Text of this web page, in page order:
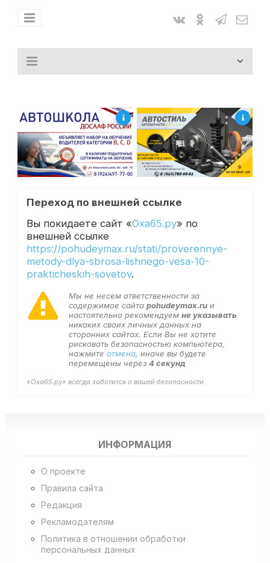
Переход по внешней ссылке
Вы покидаете сайт «Оха65.ру» по
внешней ссылке
https://pohudeymax.ru/stati/proverennye-
metody-dlya-sbrosa-lishnego-vesa-10-
prakticheskih-sovetov.
Мы не несем ответственности за
содержимое сайта pohudeymax.ruи
настоятельно рекомендуем не указывать
никаких своих личных данных на
сторонних сайтах. Если Вы не хотите
рисковать безопасностью компьютера,
нажмите отмена, иначе вы будете
перемещены через 3секунд
«Оха65.ру» всегда заботится о вашей безопасности.
ИНФОРМАЦИЯ
О проекте
Правила сайта
Редакция
Рекламодателям
Политика в отношении обработки
персональных данных